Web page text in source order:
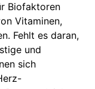
Biofaktoren
Vitaminen,
Fehlt es daran,
und
sich